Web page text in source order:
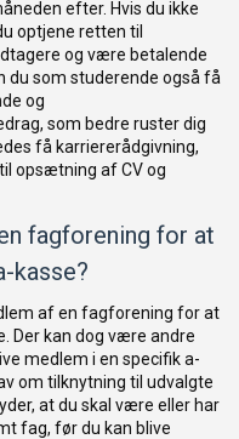
efter. Hvis du ikke
optjene retten til
og være betalende
du som studerende også få
og
som bedre ruster dig
få karriererådgivning,
opsætning af CV og
fagforening for at
kasse?
af en fagforening for at
Der kan dog være andre
medlem i en specifik a-
om tilknytning til udvalgte
at du skal være eller har
fag, før du kan blive